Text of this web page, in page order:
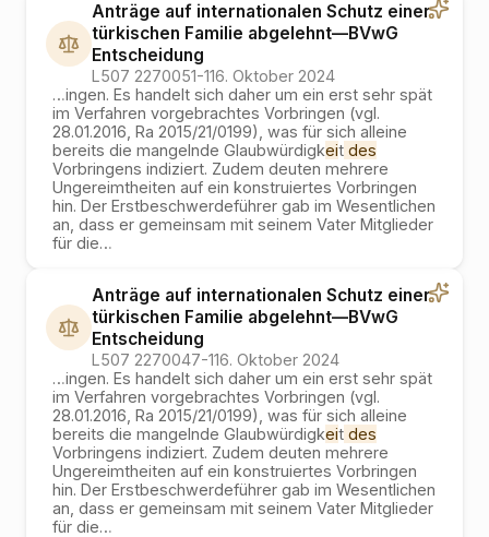
Anträge auf internationalen Schutz einer
türkischen Familie abgelehnt—BVwG
Entscheidung
L507 2270051-116. Oktober 2024
…ingen. Es handelt sich daher um ein erst sehr spät
im Verfahren vorgebrachtes Vorbringen (vgl.
28.01.2016, Ra 2015/21/0199), was für sich alleine
bereits die mangelnde Glaubwürdigkeit des
Vorbringens indiziert. Zudem deuten mehrere
Ungereimtheiten auf ein konstruiertes Vorbringen
hin. Der Erstbeschwerdeführer gab im Wesentlichen
an, dass er gemeinsam mit seinem Vater Mitglieder
für die…
Anträge auf internationalen Schutz einer
türkischen Familie abgelehnt—BVwG
Entscheidung
L507 2270047-116. Oktober 2024
…ingen. Es handelt sich daher um ein erst sehr spät
im Verfahren vorgebrachtes Vorbringen (vgl.
28.01.2016, Ra 2015/21/0199), was für sich alleine
bereits die mangelnde Glaubwürdigkeit des
Vorbringens indiziert. Zudem deuten mehrere
Ungereimtheiten auf ein konstruiertes Vorbringen
hin. Der Erstbeschwerdeführer gab im Wesentlichen
an, dass er gemeinsam mit seinem Vater Mitglieder
für die…